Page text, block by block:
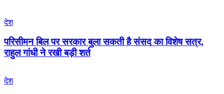
देश
परिसीमन बिल पर सरकार बुला सकती है संसद का विशेष सत्र,
राहुल गांधी ने रखी बड़ी शर्त
देश